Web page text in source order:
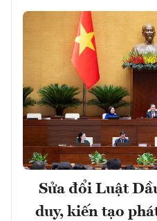
Sửa đổi Luật
duy, kiến tạo